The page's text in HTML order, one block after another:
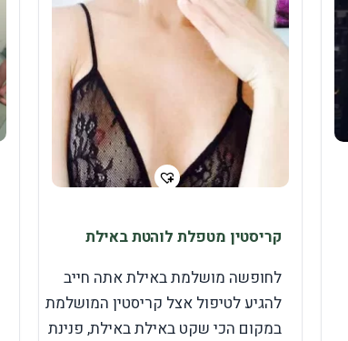
קריסטין מטפלת לוהטת באילת
לחופשה מושלמת באילת אתה חייב
להגיע לטיפול אצל קריסטין המושלמת
במקום הכי שקט באילת באילת, פנינת